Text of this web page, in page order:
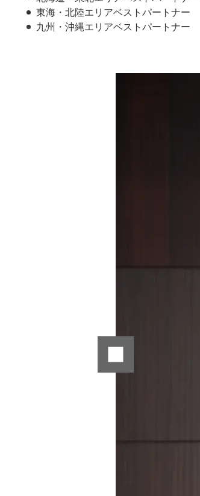
東海・北陸エリアベストパートナー
九州・沖縄エリアベストパートナー